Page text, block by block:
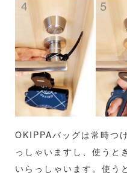
OKIPPAバッグは常時つ
っしゃいますし、使うと
いらっしゃいます。使う